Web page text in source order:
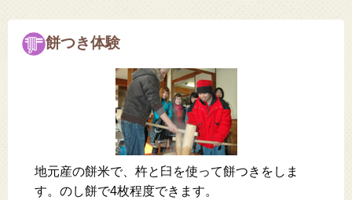
餅つき体験
地元産の餅米で、杵と臼を使って餅つきをしま
す。のし餅で4枚程度できます。